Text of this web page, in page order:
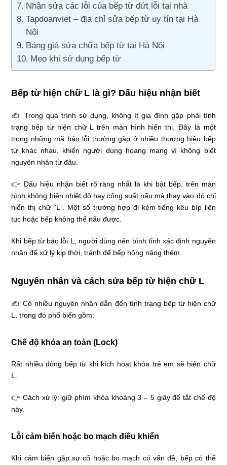
Nhận sửa các lỗi của bếp từ dứt lỗi tại nhà
Tapdoanviet – địa chỉ sửa bếp từ uy tín tại Hà
Nội
Bảng giá sửa chữa bếp từ tại Hà Nội
Mẹo khi sử dụng bếp từ
Bếp từ hiện chữ L là gì? Dấu hiệu nhận biết
✍ Trong quá trình sử dụng, không ít gia đình gặp phải tình
trạng bếp từ hiện chữ L trên màn hình hiển thị. Đây là một
trong những mã báo lỗi thường gặp ở nhiều thương hiệu bếp
từ khác nhau, khiến người dùng hoang mang vì không biết
nguyên nhân từ đâu.
👉 Dấu hiệu nhận biết rõ ràng nhất là khi bật bếp, trên màn
hình không hiện nhiệt độ hay công suất nấu mà thay vào đó chỉ
hiển thị chữ “L”. Một số trường hợp đi kèm tiếng kêu bíp liên
tục hoặc bếp không thể nấu được.
Khi bếp từ báo lỗi L, người dùng nên bình tĩnh xác định nguyên
nhân để xử lý kịp thời, tránh để bếp hỏng nặng thêm.
Nguyên nhân và cách sửa bếp từ hiện chữ L
✍ Có nhiều nguyên nhân dẫn đến tình trạng bếp từ hiện chữ
L, trong đó phổ biến gồm:
Chế độ khóa an toàn (Lock)
Rất nhiều dòng bếp từ khi kích hoạt khóa trẻ em sẽ hiện chữ
L.
👉 Cách xử lý: giữ phím khóa khoảng 3 – 5 giây để tắt chế độ
này.
Lỗi cảm biến hoặc bo mạch điều khiển
Khi cảm biến gặp sự cố hoặc bo mạch có vấn đề, bếp có thể